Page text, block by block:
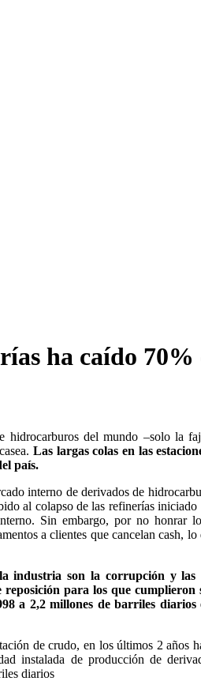
ha caído 70%
hidrocarburos del mundo –solo la
Las largas colas en las
país.
interno de derivados de
al colapso de las refinerías
Sin embargo, por no honrar
a clientes que cancelan cash, lo
son la corrupción y las
para los que
a 2,2 millones de barriles diarios
de crudo, en los últimos 2 años
instalada de producción de
diarios